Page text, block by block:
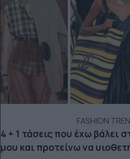
FASHION
4 + 1 τάσεις που έχω βάλει
μου και προτείνω να